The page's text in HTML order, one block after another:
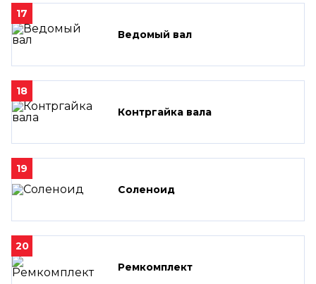
17
Ведомый вал
18
Контргайка вала
19
Соленоид
20
Ремкомплект